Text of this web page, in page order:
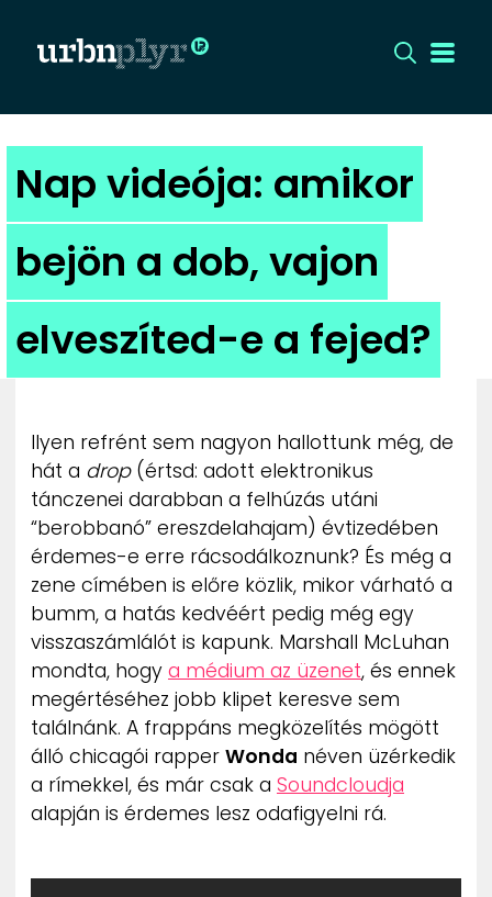
CÍMLAP
DIZÁJN
DIVAT
HIP
UTCA
ZENE
MÉDIAAJÁNLAT
IMPRESSZUM
PR-ARCHÍVUM
ADATKEZELÉSI TÁJÉKOZTATÓ
Nap videója: amikor
bejön a dob, vajon
elveszíted-e a fejed?
Ilyen refrént sem nagyon hallottunk még, de
hát a drop(értsd: adott elektronikus
tánczenei darabban a felhúzás utáni
“berobbanó” ereszdelahajam) évtizedében
érdemes-e erre rácsodálkoznunk? És még a
zene címében is előre közlik, mikor várható a
bumm, a hatás kedvéért pedig még egy
visszaszámlálót is kapunk. Marshall McLuhan
mondta, hogy a médium az üzenet, és ennek
megértéséhez jobb klipet keresve sem
találnánk. A frappáns megközelítés mögött
álló chicagói rapper Wonda néven üzérkedik
a rímekkel, és már csak a Soundcloudja
alapján is érdemes lesz odafigyelni rá.